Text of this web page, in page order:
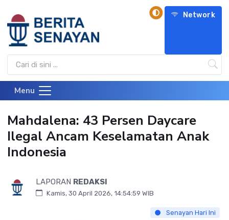
Network
Menu
Mahdalena: 43 Persen Daycare
Ilegal Ancam Keselamatan Anak
Indonesia
LAPORAN REDAKSI
Kamis, 30 April 2026, 14:54:59 WIB
Senayan Hari Ini